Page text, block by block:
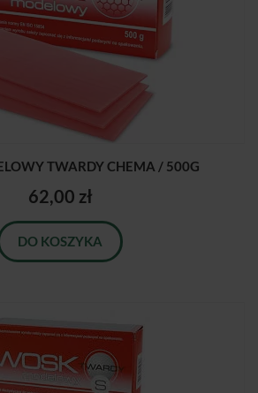
TWARDY CHEMA / 500G
62,00 zł
DO KOSZYKA